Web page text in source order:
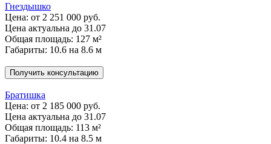
Гнездышко
Цена: от 2 251 000 руб.
Цена актуальна до 31.07
Общая площадь: 127 м²
Габариты: 10.6 на 8.6 м
Получить консультацию
Братишка
Цена: от 2 185 000 руб.
Цена актуальна до 31.07
Общая площадь: 113 м²
Габариты: 10.4 на 8.5 м